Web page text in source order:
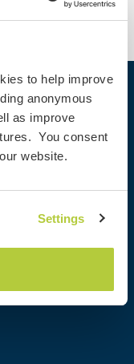
to help improve
anonymous
as improve
You consent
website.
Settings